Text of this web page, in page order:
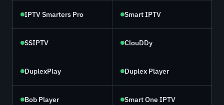
IPTV Smarters Pro Smart IPTV
SSIPTV ClouDDy
DuplexPlay Duplex Player
Bob Player Smart One IPTV